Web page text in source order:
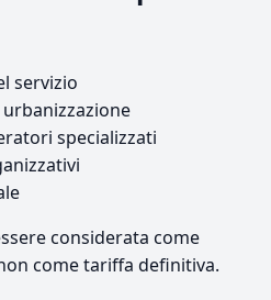
servizio
specializzati
considerata come
come tariffa definitiva.